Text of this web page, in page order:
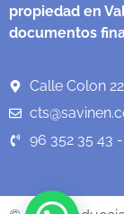
propiedad en
documentos
Calle Colon
96 352 35 43